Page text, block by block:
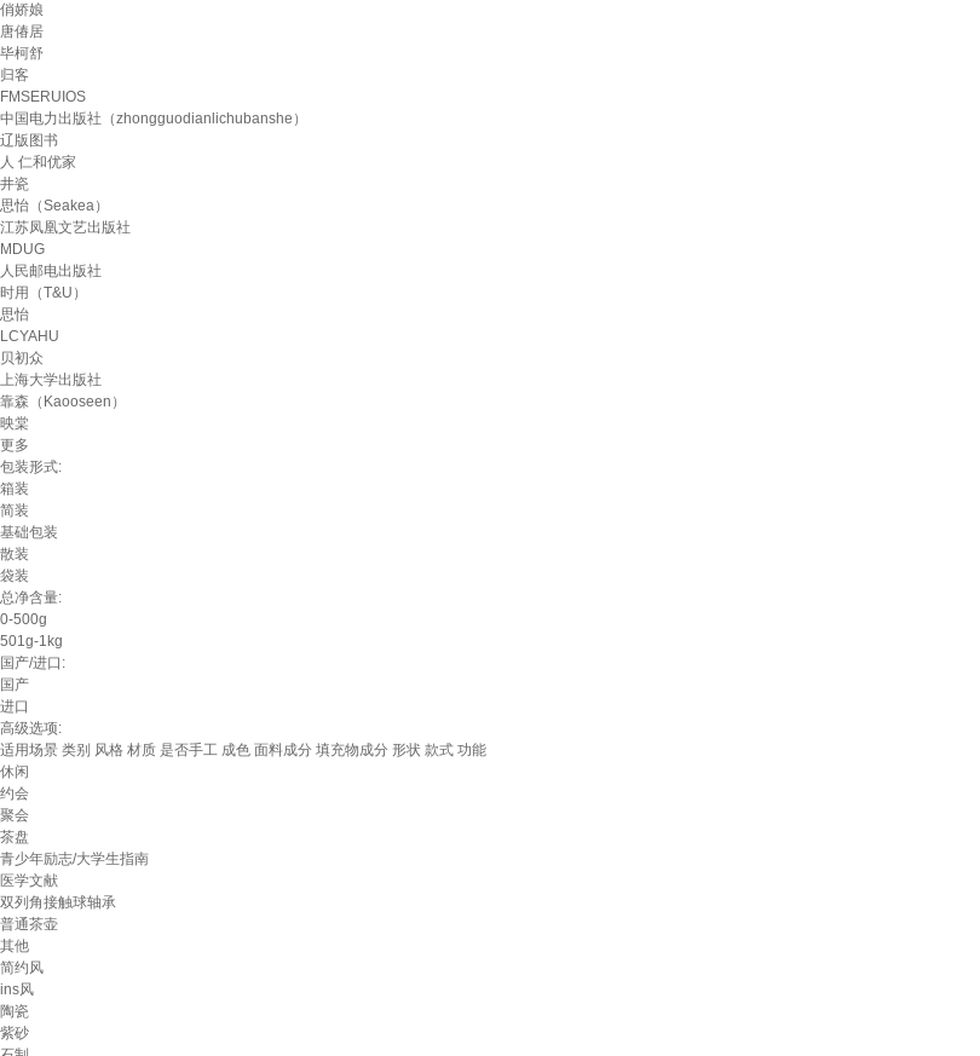
俏娇娘
唐偆居
毕柯舒
归客
FMSERUIOS
中国电力出版社（zhongguodianlichubanshe）
辽版图书
人 仁和优家
井瓷
思怡（Seakea）
江苏凤凰文艺出版社
MDUG
人民邮电出版社
时用（T&U）
思怡
LCYAHU
贝初众
上海大学出版社
靠森（Kaooseen）
映棠
更多
包装形式:
箱装
简装
基础包装
散装
袋装
总净含量:
0-500g
501g-1kg
国产/进口:
国产
进口
高级选项:
适用场景 类别 风格 材质 是否手工 成色 面料成分 填充物成分 形状 款式 功能
休闲
约会
聚会
茶盘
青少年励志/大学生指南
医学文献
双列角接触球轴承
普通茶壶
其他
简约风
ins风
陶瓷
紫砂